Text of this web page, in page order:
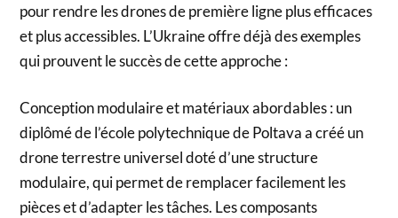
pour rendre les drones de première ligne plus efficaces
et plus accessibles. L’Ukraine offre déjà des exemples
qui prouvent le succès de cette approche :
Conception modulaire et matériaux abordables : un
diplômé de l’école polytechnique de Poltava a créé un
drone terrestre universel doté d’une structure
modulaire, qui permet de remplacer facilement les
pièces et d’adapter les tâches. Les composants